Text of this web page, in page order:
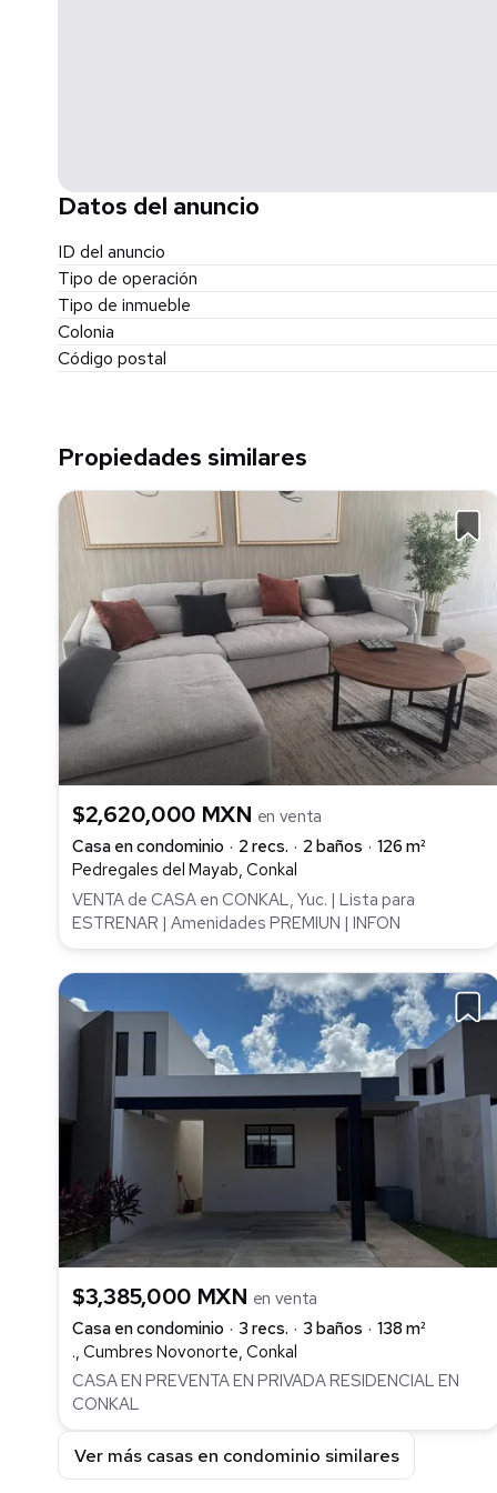
Datos del anuncio
ID del anuncio
Tipo de operación
Tipo de inmueble
Colonia
Código postal
Propiedades similares
$2,620,000 MXN en venta
Casa en condominio
2 recs. 2 baños
126 m²
Pedregales del Mayab, Conkal
VENTA de CASA en CONKAL, Yuc. | Lista para
ESTRENAR | Amenidades PREMIUN | INFON
$3,385,000 MXN en venta
Casa en condominio
3 recs. 3 baños
138 m²
., Cumbres Novonorte, Conkal
CASA EN PREVENTA EN PRIVADA RESIDENCIAL EN
CONKAL
Ver más casas en condominio similares